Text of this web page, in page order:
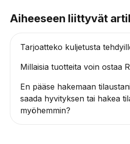
Aiheeseen liittyvät
Tarjoatteko kuljetusta
Millaisia tuotteita voin ostaa
En pääse hakemaan
saada hyvityksen tai hakea
myöhemmin?